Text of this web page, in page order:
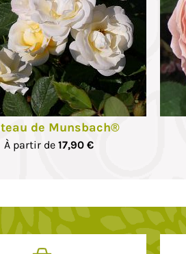
de Munsbach®
À partir de 17,90 €